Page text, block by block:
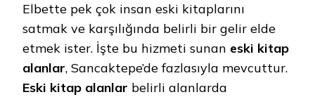
Elbette pek çok insan eski kitaplarını
satmak ve karşılığında belirli bir gelir elde
etmek ister. İşte bu hizmeti sunan eski kitap
alanlar, Sancaktepe’de fazlasıyla mevcuttur.
Eski kitap alanlar belirli alanlarda